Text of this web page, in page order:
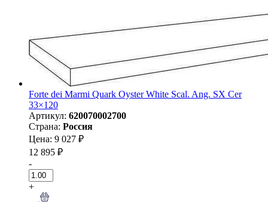
Forte dei Marmi Quark Oyster White Scal. Ang. SX Cer
33×120
Артикул: 620070002700
Страна: Россия
Цена: 9 027 ₽
12 895 ₽
-
+